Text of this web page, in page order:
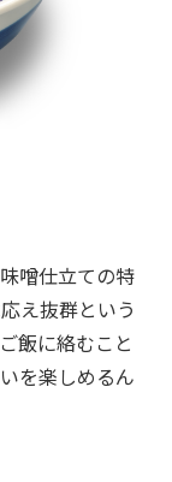
噌仕立ての特
え抜群という
飯に絡むこと
を楽しめるん